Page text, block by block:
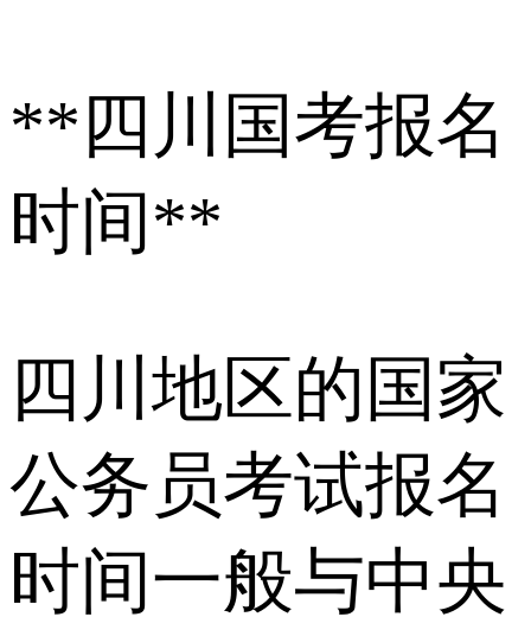
**四川国考报名
时间**
四川地区的国家
公务员考试报名
时间一般与中央